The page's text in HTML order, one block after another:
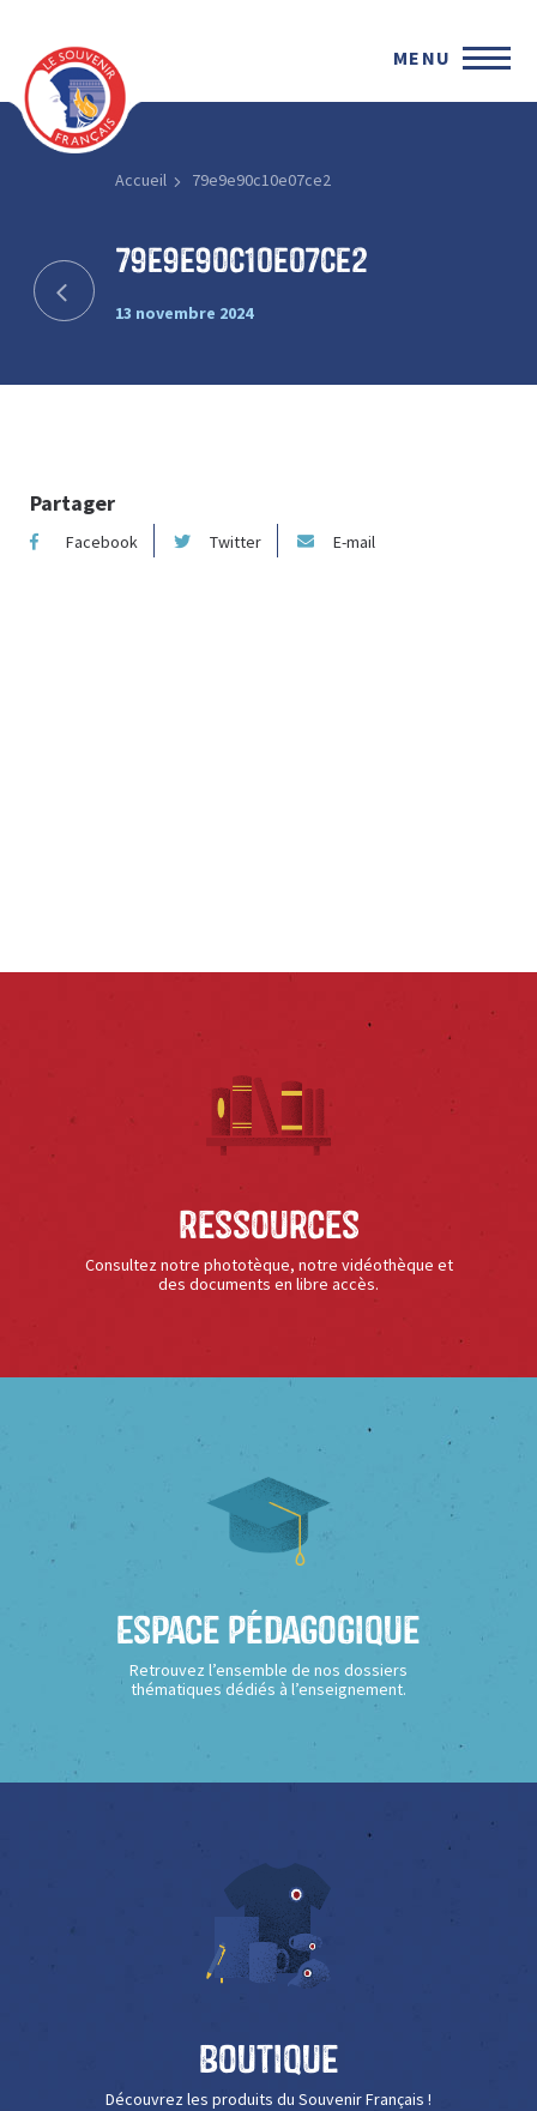
MENU
Accueil 79e9e90c10e07ce2
79e9e90c10e07ce2
13 novembre 2024
Partager
Facebook Twitter E-mail
Ressources
Consultez notre phototèque, notre vidéothèque et
des documents en libre accès.
Espace Pédagogique
Retrouvez l’ensemble de nos dossiers
thématiques dédiés à l’enseignement.
Boutique
Découvrez les produits du Souvenir Français !